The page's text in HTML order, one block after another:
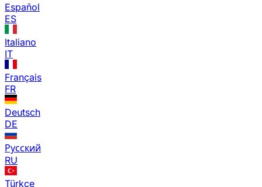
Español
ES
Italiano
IT
Français
FR
Deutsch
DE
Русский
RU
Türkçe